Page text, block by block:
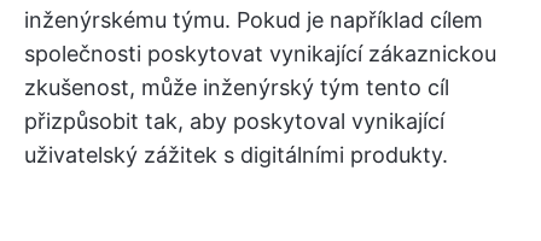
inženýrskému týmu. Pokud je například cílem
společnosti poskytovat vynikající zákaznickou
zkušenost, může inženýrský tým tento cíl
přizpůsobit tak, aby poskytoval vynikající
uživatelský zážitek s digitálními produkty.